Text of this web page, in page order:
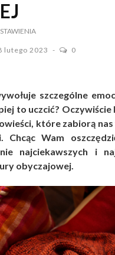
lutego 2023 0
szczególne
to uczcić?
które zabiorą
Wam
najciekawszych i
obyczajowej.